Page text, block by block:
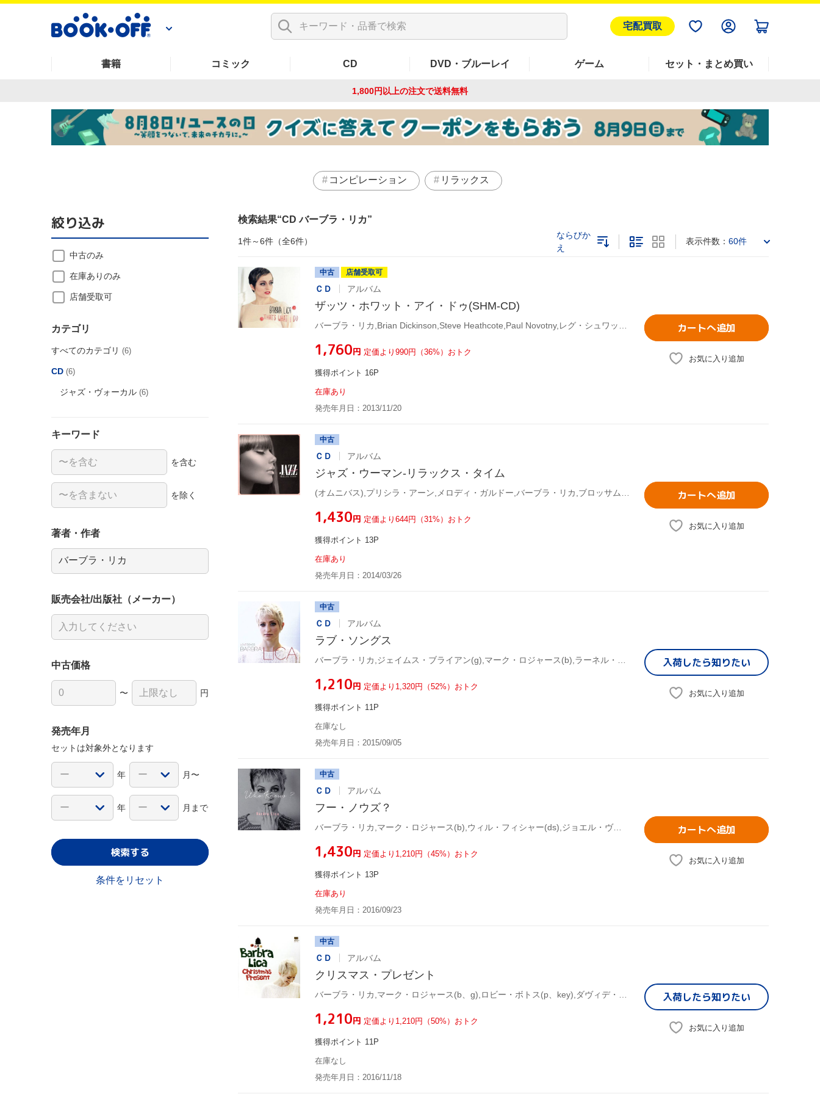
宅配買取
書籍 コミック CD DVD・ブルーレイ ゲーム セット・まとめ買い
1,800円以上の注文で送料無料
コンピレーション リラックス
検索結果 CD バーブラ・リカ
1件～6件（全6件）
ならびか
え
表示件数： 60件
中古 店舗受取可
ＣＤ アルバム
ザッツ・ホワット・アイ・ドゥ(SHM-CD)
¥1,760円 定価より990円（36%）おトク
獲得ポイント 16P
在庫あり
発売年月日：2013/11/20
カートへ追加
お気に入り追加
中古
ＣＤ アルバム
ジャズ・ウーマン-リラックス・タイム
¥1,430円 定価より644円（31%）おトク
獲得ポイント 13P
在庫あり
発売年月日：2014/03/26
カートへ追加
お気に入り追加
中古
ＣＤ アルバム
ラブ・ソングス
¥1,210円 定価より1,320円（52%）おトク
獲得ポイント 11P
在庫なし
発売年月日：2015/09/05
入荷したら知りたい
お気に入り追加
中古
ＣＤ アルバム
フー・ノウズ？
バーブラ・リカ,マーク・ロジャース(b),ウィル・フィシャー(ds),ジョエル・ヴィセンティン(p、key、acc),ルー・ポマンティ(key、p),ジェイムス・ブライアン(g),トム・フレミング(g),レグ・シュワッガー(g)
¥1,430円 定価より1,210円（45%）おトク
獲得ポイント 13P
在庫あり
発売年月日：2016/09/23
カートへ追加
お気に入り追加
中古
ＣＤ アルバム
クリスマス・プレゼント
¥1,210円 定価より1,210円（50%）おトク
獲得ポイント 11P
在庫なし
発売年月日：2016/11/18
入荷したら知りたい
お気に入り追加
絞り込み
中古のみ
在庫ありのみ
店舗受取可
カテゴリ
すべてのカテゴリ (6)
CD (6)
ジャズ・ヴォーカル (6)
キーワード
を含む
を除く
著者・作者
販売会社/出版社（メーカー）
中古価格
〜 円
発売年月
セットは対象外となります
年 月〜
年 月まで
検索する
条件をリセット